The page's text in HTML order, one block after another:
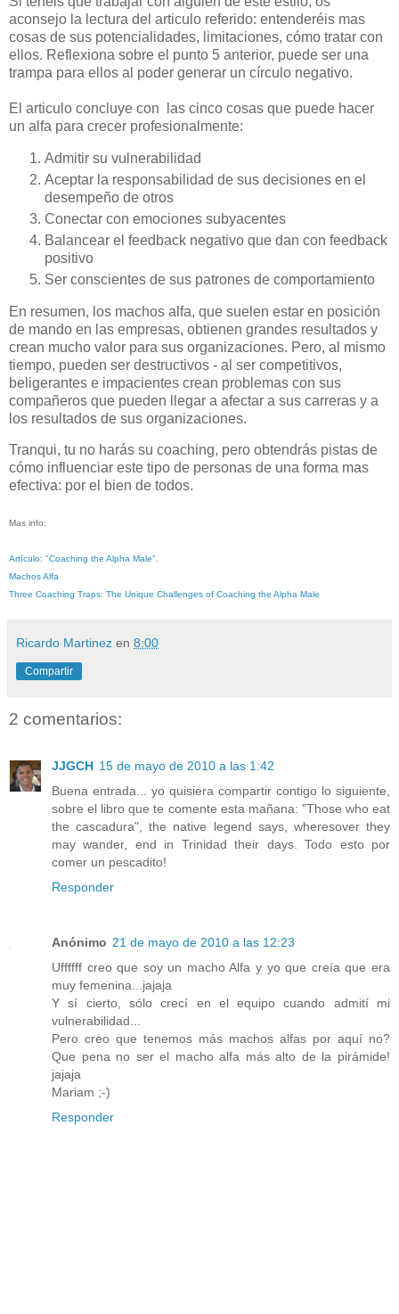
aconsejo la lectura del articulo referido: entenderéis mas
cosas de sus potencialidades, limitaciones, cómo tratar con
ellos. Reflexiona sobre el punto 5 anterior, puede ser una
trampa para ellos al poder generar un círculo negativo.
El articulo concluye con las cinco cosas que puede hacer
un alfa para crecer profesionalmente:
Admitir su vulnerabilidad
Aceptar la responsabilidad de sus decisiones en el
desempeño de otros
Conectar con emociones subyacentes
Balancear el feedback negativo que dan con feedback
positivo
Ser conscientes de sus patrones de comportamiento
En resumen, los machos alfa, que suelen estar en posición
de mando en las empresas, obtienen grandes resultados y
crean mucho valor para sus organizaciones. Pero, al mismo
tiempo, pueden ser destructivos - al ser competitivos,
beligerantes e impacientes crean problemas con sus
compañeros que pueden llegar a afectar a sus carreras y a
los resultados de sus organizaciones.
Tranqui, tu no harás su coaching, pero obtendrás pistas de
cómo influenciar este tipo de personas de una forma mas
efectiva: por el bien de todos.
Mas info:
Artículo: "Coaching the Alpha Male".
Machos Alfa
Three Coaching Traps: The Unique Challenges of Coaching the Alpha Male
Ricardo Martinez en 8:00
Compartir
2 comentarios:
JJGCH 15 de mayo de 2010 a las 1:42
Buena entrada... yo quisiera compartir contigo lo siguiente,
sobre el libro que te comente esta mañana: "Those who eat
the cascadura", the native legend says, wheresover they
may wander, end in Trinidad their days. Todo esto por
comer un pescadito!
Responder
Anónimo 21 de mayo de 2010 a las 12:23
Uffffff creo que soy un macho Alfa y yo que creía que era
muy femenina...jajaja
Y sí cierto, sólo crecí en el equipo cuando admití mi
vulnerabilidad...
Pero creo que tenemos más machos alfas por aquí no?
Que pena no ser el macho alfa más alto de la pirámide!
jajaja
Mariam ;-)
Responder